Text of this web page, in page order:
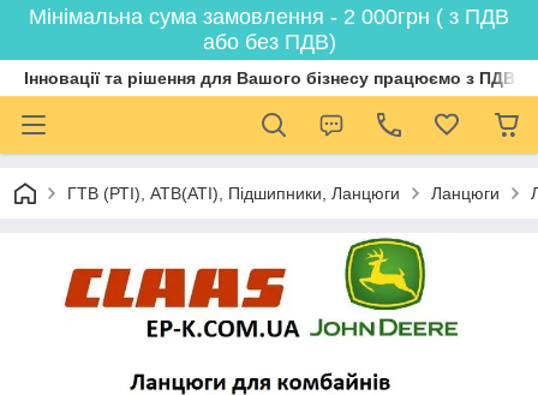
Мінімальна сума замовлення - 2 000грн ( з ПДВ
або без ПДВ)
Інновації та рішення для Вашого бізнесу працюємо з ПДВ
ГТВ (РТI), АТВ(АТI), Пiдшипники, Ланцюги Ланцюги